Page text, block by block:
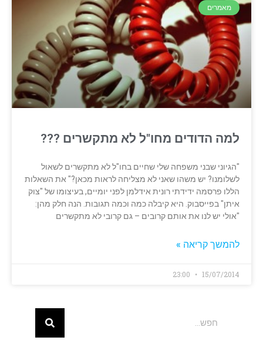
מאמרים
למה הדודים מחו"ל לא מתקשרים ???
"הגיוני שבני משפחה שלי שחיים בחו"ל לא מתקשרים לשאול
לשלומנו? יש משהו שאני לא מצליחה לראות מכאן?" את השאלות
הללו פרסמה ידידתי רונית אידלמן לפני יומיים, בעיצומו של "צוק
איתן" בפייסבוק. היא קיבלה כמה וכמה תגובות. הנה חלק מהן:
"אולי יש לנו את אותם קרובים – גם קרובי לא מתקשרים
להמשך קריאה »
15/07/2014